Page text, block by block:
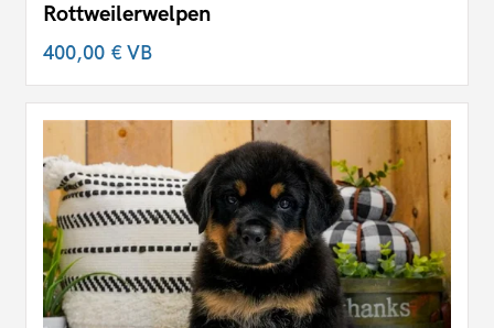
Rottweilerwelpen
400,00 €VB